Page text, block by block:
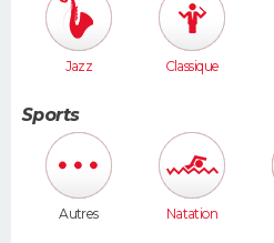
Jazz Classique
Sports
Autres Natation